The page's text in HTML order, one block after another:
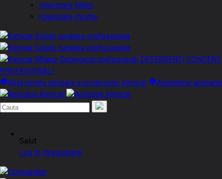
Igienizare Maini
Igienizare Incinte
DETERGENTI
PROFESIONALI
Ghid pentru utilizare a produselor Kimicar
Avantajele
Salut
Log In Inregistrare